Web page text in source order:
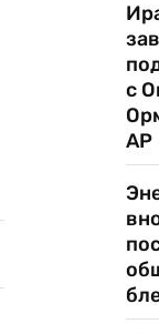
с
AP